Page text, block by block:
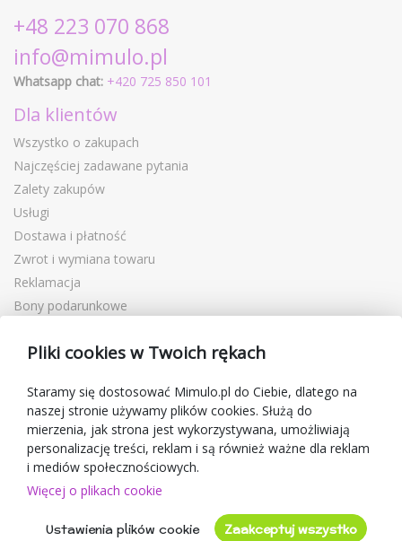
+48 223 070 868
info@mimulo.pl
Whatsapp chat: +420 725 850 101
Dla klientów
Wszystko o zakupach
Najczęściej zadawane pytania
Zalety zakupów
Usługi
Dostawa i płatność
Zwrot i wymiana towaru
Reklamacja
Bony podarunkowe
Blog
O sprzedawcy
Mimulo.pl
Regulamin sklepu
Ochrona danych osobowych GDPR
Kontakty
Oceny klientów
Pliki cookies w Twoich rękach
Staramy się dostosować Mimulo.pl do Ciebie, dlatego na
naszej stronie używamy plików cookies. Służą do
mierzenia, jak strona jest wykorzystywana, umożliwiają
personalizację treści, reklam i są również ważne dla reklam
i mediów społecznościowych.
Więcej o plikach cookie
Ustawienia plików cookie Zaakceptuj wszystko